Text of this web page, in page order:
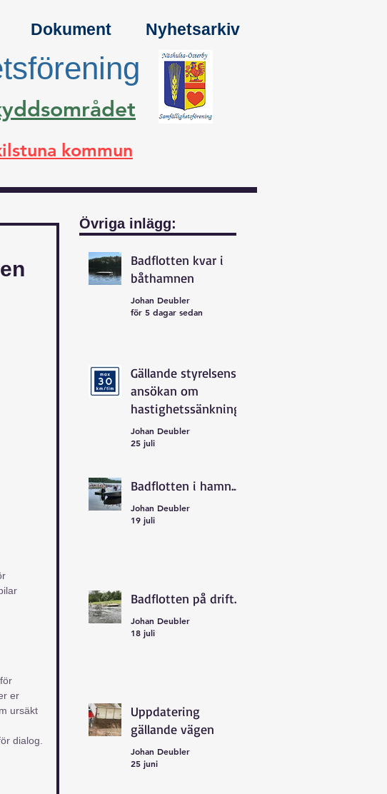
Dokument Nyhetsarkiv
kommun
er
ursäkt
dialog.
Övriga inlägg:
Badflotten kvar i
båthamnen
Johan Deubler
för 5 dagar sedan
Gällande styrelsens
ansökan om
hastighetssänkning
Johan Deubler
25 juli
Badflotten i hamn...
Johan Deubler
19 juli
Badflotten på drift...
Johan Deubler
18 juli
Uppdatering
gällande vägen
Johan Deubler
25 juni